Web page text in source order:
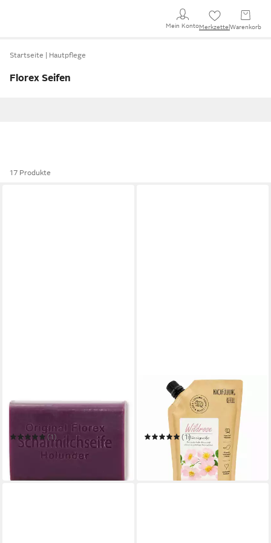
Mein KontoMerkzettel Warenkorb
Startseite Hautpflege
Florex Seifen
17 Produkte
Handseife Schafmilchseife
(1)
ab 4,30 €
(43,00 €/ 1 kg)
in 2-3 Werktagen bei dir
GERLINDE HOFER _ FLOREX
Flüssigseife mit biologischer
Schafmilch 500ml - Wildrose
(1)
12,90 €
(25,80 €/ 1 l)
in 2-3 Werktagen bei dir